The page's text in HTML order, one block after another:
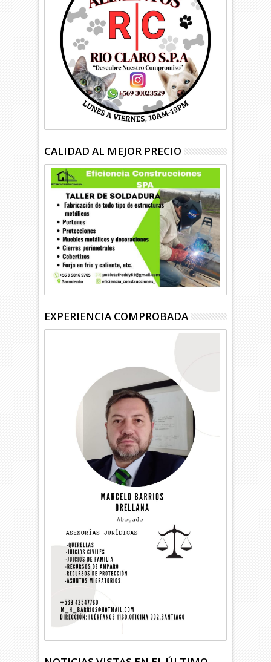
CALIDAD AL MEJOR PRECIO
EXPERIENCIA COMPROBADA